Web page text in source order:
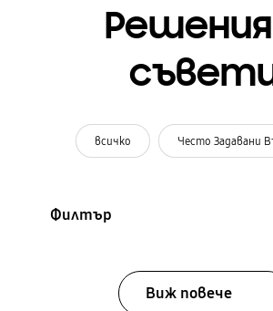
всичко Често Задавани
Филтър
Виж повече